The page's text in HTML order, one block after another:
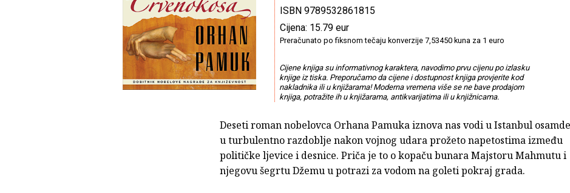
ISBN 9789532861815
Cijena: 15.79 eur
Preračunato po fiksnom tečaju konverzije 7,53450 kuna za 1 euro
Cijene knjiga su informativnog karaktera, navodimo prvu cijenu po izlasku
knjige iz tiska. Preporučamo da cijene i dostupnost knjiga provjerite kod
nakladnika ili u knjižarama! Moderna vremena više se ne bave prodajom
knjiga, potražite ih u knjižarama, antikvarijatima ili u knjižnicama.
Deseti roman nobelovca Orhana Pamuka iznova nas vodi u Istanbul
u turbulentno razdoblje nakon vojnog udara prožeto napetostima između
političke ljevice i desnice. Priča je to o kopaču bunara Majstoru Mahmutu i
njegovu šegrtu Džemu u potrazi za vodom na goleti pokraj grada.